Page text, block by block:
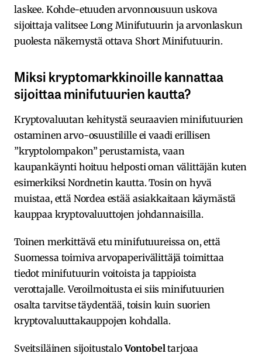
laskee. Kohde-etuuden arvonnousuun uskova
sijoittaja valitsee Long Minifutuurin ja arvonlaskun
puolesta näkemystä ottava Short Minifutuurin.
Miksi kryptomarkkinoille kannattaa
sijoittaa minifutuurien kautta?
Kryptovaluutan kehitystä seuraavien minifutuurien
ostaminen arvo-osuustilille ei vaadi erillisen
”kryptolompakon” perustamista, vaan
kaupankäynti hoituu helposti oman välittäjän kuten
esimerkiksi Nordnetin kautta. Tosin on hyvä
muistaa, että Nordea estää asiakkaitaan käymästä
kauppaa kryptovaluuttojen johdannaisilla.
Toinen merkittävä etu minifutuureissa on, että
Suomessa toimiva arvopaperivälittäjä toimittaa
tiedot minifutuurin voitoista ja tappioista
verottajalle. Veroilmoitusta ei siis minifutuurien
osalta tarvitse täydentää, toisin kuin suorien
kryptovaluuttakauppojen kohdalla.
Sveitsiläinen sijoitustaloVontobeltarjoaa